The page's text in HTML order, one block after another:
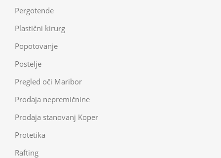
Pergotende
Plastični kirurg
Popotovanje
Postelje
Pregled oči Maribor
Prodaja nepremičnine
Prodaja stanovanj Koper
Protetika
Rafting